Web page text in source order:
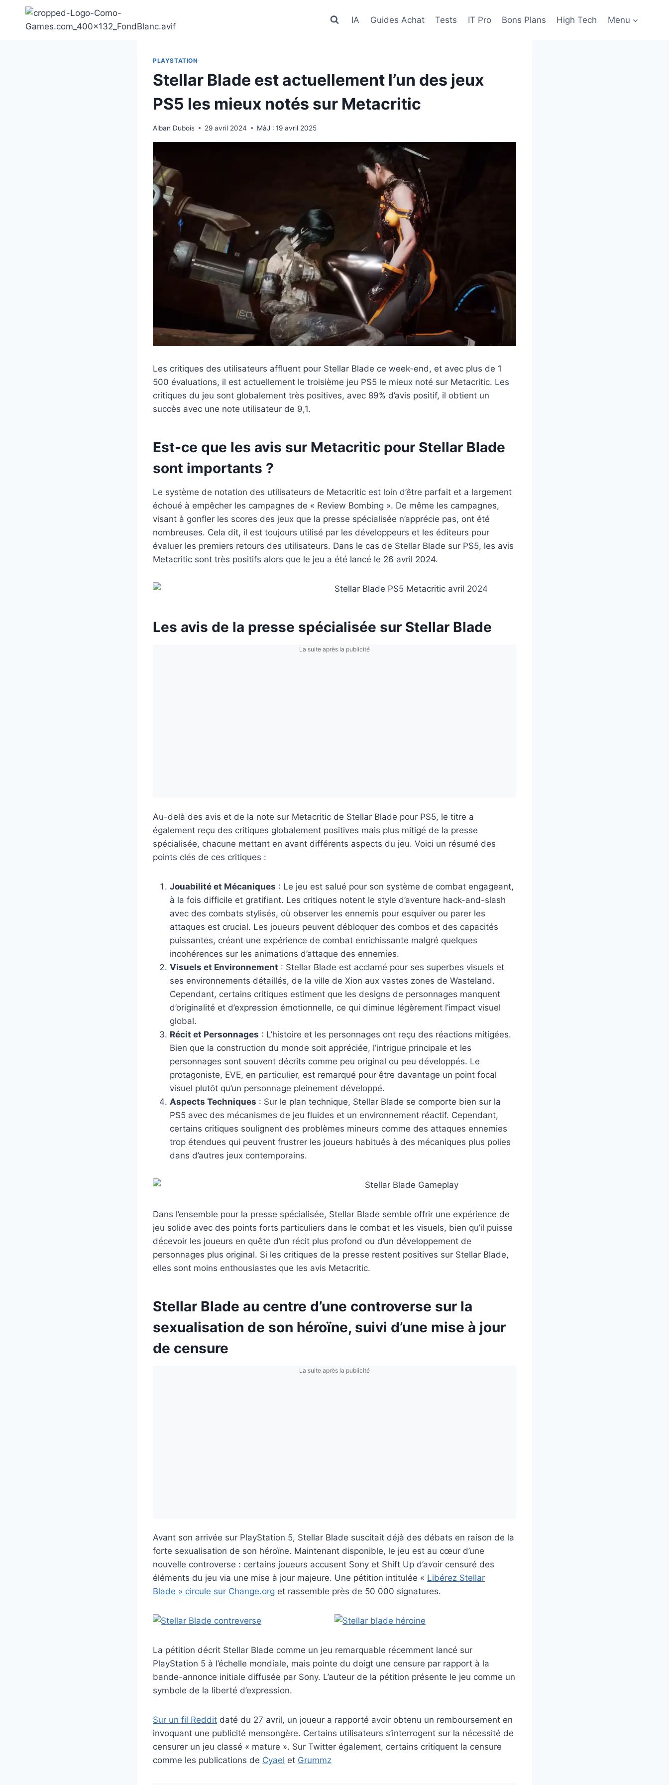
contenu
IA Guides Achat Tests IT Pro Bons Plans High Tech Menu
PLAYSTATION
Stellar Blade est actuellement l’un des jeux
PS5 les mieux notés sur Metacritic
Alban Dubois 29 avril 2024 MàJ : 19 avril 2025
Les critiques des utilisateurs affluent pour Stellar Blade ce week-end, et avec plus de 1
500 évaluations, il est actuellement le troisième jeu PS5 le mieux noté sur Metacritic. Les
critiques du jeu sont globalement très positives, avec 89% d’avis positif, il obtient un
succès avec une note utilisateur de 9,1.
Est-ce que les avis sur Metacritic pour Stellar Blade
sont importants ?
Le système de notation des utilisateurs de Metacritic est loin d’être parfait et a largement
échoué à empêcher les campagnes de « Review Bombing ». De même les campagnes,
visant à gonfler les scores des jeux que la presse spécialisée n’apprécie pas, ont été
nombreuses. Cela dit, il est toujours utilisé par les développeurs et les éditeurs pour
évaluer les premiers retours des utilisateurs. Dans le cas de Stellar Blade sur PS5, les avis
Metacritic sont très positifs alors que le jeu a été lancé le 26 avril 2024.
Les avis de la presse spécialisée sur Stellar Blade
La suite après la publicité
Au-delà des avis et de la note sur Metacritic de Stellar Blade pour PS5, le titre a
également reçu des critiques globalement positives mais plus mitigé de la presse
spécialisée, chacune mettant en avant différents aspects du jeu. Voici un résumé des
points clés de ces critiques :
Jouabilité et Mécaniques : Le jeu est salué pour son système de combat engageant,
à la fois difficile et gratifiant. Les critiques notent le style d’aventure hack-and-slash
avec des combats stylisés, où observer les ennemis pour esquiver ou parer les
attaques est crucial. Les joueurs peuvent débloquer des combos et des capacités
puissantes, créant une expérience de combat enrichissante malgré quelques
incohérences sur les animations d’attaque des ennemies.
Visuels et Environnement : Stellar Blade est acclamé pour ses superbes visuels et
ses environnements détaillés, de la ville de Xion aux vastes zones de Wasteland.
Cependant, certains critiques estiment que les designs de personnages manquent
d’originalité et d’expression émotionnelle, ce qui diminue légèrement l’impact visuel
global.
Récit et Personnages : L’histoire et les personnages ont reçu des réactions mitigées.
Bien que la construction du monde soit appréciée, l’intrigue principale et les
personnages sont souvent décrits comme peu original ou peu développés. Le
protagoniste, EVE, en particulier, est remarqué pour être davantage un point focal
visuel plutôt qu’un personnage pleinement développé.
Aspects Techniques : Sur le plan technique, Stellar Blade se comporte bien sur la
PS5 avec des mécanismes de jeu fluides et un environnement réactif. Cependant,
certains critiques soulignent des problèmes mineurs comme des attaques ennemies
trop étendues qui peuvent frustrer les joueurs habitués à des mécaniques plus polies
dans d’autres jeux contemporains.
Dans l’ensemble pour la presse spécialisée, Stellar Blade semble offrir une expérience de
jeu solide avec des points forts particuliers dans le combat et les visuels, bien qu’il puisse
décevoir les joueurs en quête d’un récit plus profond ou d’un développement de
personnages plus original. Si les critiques de la presse restent positives sur Stellar Blade,
elles sont moins enthousiastes que les avis Metacritic.
Stellar Blade au centre d’une controverse sur la
sexualisation de son héroïne, suivi d’une mise à jour
de censure
La suite après la publicité
Avant son arrivée sur PlayStation 5, Stellar Blade suscitait déjà des débats en raison de la
forte sexualisation de son héroïne. Maintenant disponible, le jeu est au cœur d’une
nouvelle controverse : certains joueurs accusent Sony et Shift Up d’avoir censuré des
éléments du jeu via une mise à jour majeure. Une pétition intitulée « Libérez Stellar
Blade » circule sur Change.org et rassemble près de 50 000 signatures.
La pétition décrit Stellar Blade comme un jeu remarquable récemment lancé sur
PlayStation 5 à l’échelle mondiale, mais pointe du doigt une censure par rapport à la
bande-annonce initiale diffusée par Sony. L’auteur de la pétition présente le jeu comme un
symbole de la liberté d’expression.
Sur un fil Reddit daté du 27 avril, un joueur a rapporté avoir obtenu un remboursement en
invoquant une publicité mensongère. Certains utilisateurs s’interrogent sur la nécessité de
censurer un jeu classé « mature ». Sur Twitter également, certains critiquent la censure
comme les publications de Cyael et Grummz